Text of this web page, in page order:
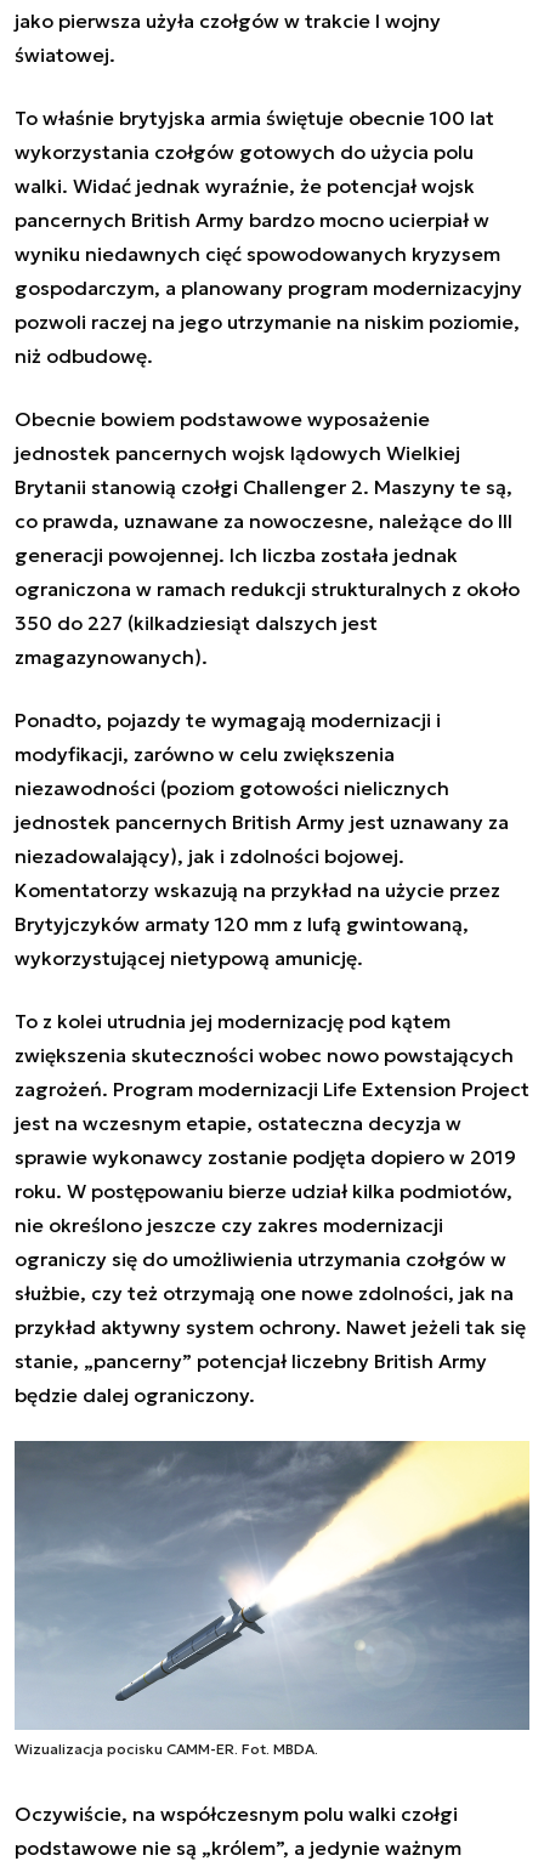
jako pierwsza użyła czołgów w trakcie I wojny
światowej.
To właśnie brytyjska armia świętuje obecnie 100 lat
wykorzystania czołgów gotowych do użycia polu
walki. Widać jednak wyraźnie, że potencjał wojsk
pancernych British Army bardzo mocno ucierpiał w
wyniku niedawnych cięć spowodowanych kryzysem
gospodarczym, a planowany program modernizacyjny
pozwoli raczej na jego utrzymanie na niskim poziomie,
niż odbudowę.
Obecnie bowiem podstawowe wyposażenie
jednostek pancernych wojsk lądowych Wielkiej
Brytanii stanowią czołgi Challenger 2. Maszyny te są,
co prawda, uznawane za nowoczesne, należące do III
generacji powojennej. Ich liczba została jednak
ograniczona w ramach redukcji strukturalnych z około
350 do 227 (kilkadziesiąt dalszych jest
zmagazynowanych).
Ponadto, pojazdy te wymagają modernizacji i
modyfikacji, zarówno w celu zwiększenia
niezawodności (poziom gotowości nielicznych
jednostek pancernych British Army jest uznawany za
niezadowalający), jak i zdolności bojowej.
Komentatorzy wskazują na przykład na użycie przez
Brytyjczyków armaty 120 mm z lufą gwintowaną,
wykorzystującej nietypową amunicję.
To z kolei utrudnia jej modernizację pod kątem
zwiększenia skuteczności wobec nowo powstających
zagrożeń. Program modernizacji Life Extension Project
jest na wczesnym etapie, ostateczna decyzja w
sprawie wykonawcy zostanie podjęta dopiero w 2019
roku. W postępowaniu bierze udział kilka podmiotów,
nie określono jeszcze czy zakres modernizacji
ograniczy się do umożliwienia utrzymania czołgów w
służbie, czy też otrzymają one nowe zdolności, jak na
przykład aktywny system ochrony. Nawet jeżeli tak się
stanie, „pancerny” potencjał liczebny British Army
będzie dalej ograniczony.
Wizualizacja pocisku CAMM-ER. Fot. MBDA.
Oczywiście, na współczesnym polu walki czołgi
podstawowe nie są „królem”, a jedynie ważnym